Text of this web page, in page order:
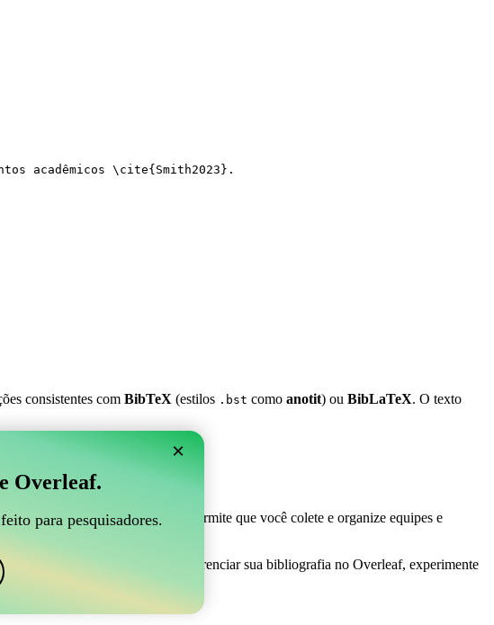
acadêmicos \cite{ Smith2023 }.
consistentes com BibTeX (estilos .bst como anotit) ou BibLaTeX. O texto
ao Overleaf?
Overleaf?”
pode ser perfeito! Ele permite que você colete e organize equipes e
uma maneira fácil de gerenciar sua bibliografia no Overleaf, experimente
×
Overleaf.
para pesquisadores.